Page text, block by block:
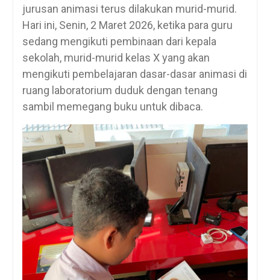
jurusan animasi terus dilakukan murid-murid.
Hari ini, Senin, 2 Maret 2026, ketika para guru
sedang mengikuti pembinaan dari kepala
sekolah, murid-murid kelas X yang akan
mengikuti pembelajaran dasar-dasar animasi di
ruang laboratorium duduk dengan tenang
sambil memegang buku untuk dibaca.